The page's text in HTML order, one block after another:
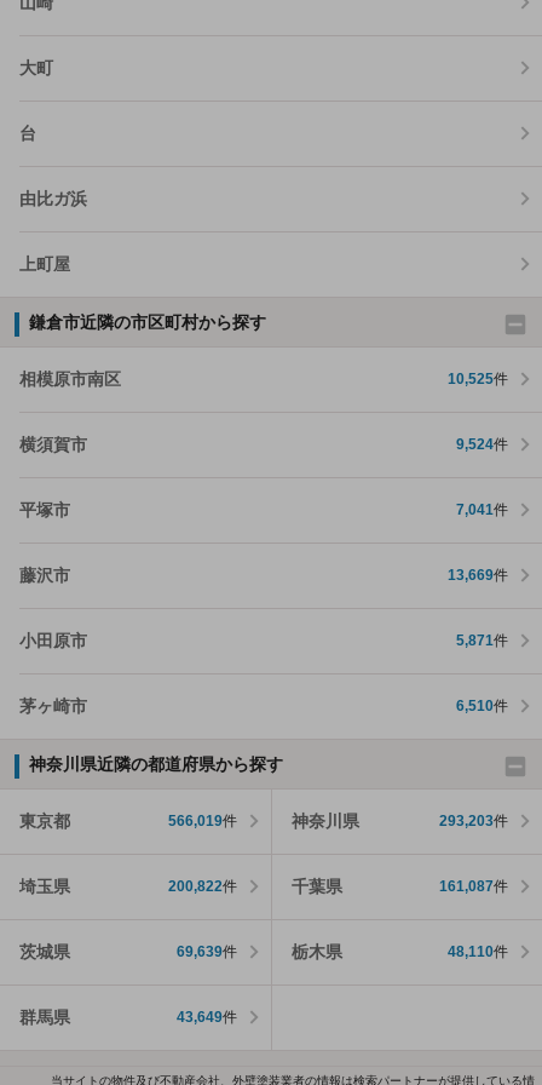
大町
台
由比ガ浜
上町屋
鎌倉市近隣の市区町村から探す
相模原市南区 10,525件
横須賀市 9,524件
平塚市 7,041件
藤沢市 13,669件
小田原市 5,871件
茅ヶ崎市 6,510件
神奈川県近隣の都道府県から探す
東京都 566,019件 神奈川県 293,203件
埼玉県 200,822件 千葉県 161,087件
茨城県 69,639件 栃木県 48,110件
群馬県 43,649件
当サイトの物件及び不動産会社、外壁塗装業者の情報は検索パートナーが提供している情